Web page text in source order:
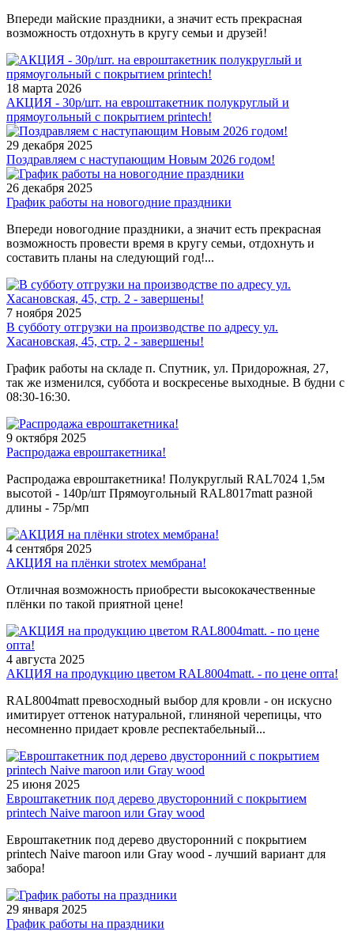
Впереди майские праздники, а значит есть прекрасная
возможность отдохнуть в кругу семьи и друзей!
18 марта 2026
АКЦИЯ - 30р/шт. на евроштакетник полукруглый и
прямоугольный с покрытием printech!
29 декабря 2025
Поздравляем с наступающим Новым 2026 годом!
26 декабря 2025
График работы на новогодние праздники
Впереди новогодние праздники, а значит есть прекрасная
возможность провести время в кругу семьи, отдохнуть и
составить планы на следующий год!...
7 ноября 2025
В субботу отгрузки на производстве по адресу ул.
Хасановская, 45, стр. 2 - завершены!
График работы на складе п. Спутник, ул. Придорожная, 27,
так же изменился, суббота и воскресенье выходные. В будни с
08:30-16:30.
9 октября 2025
Распродажа евроштакетника!
Распродажа евроштакетника! Полукруглый RAL7024 1,5м
высотой - 140р/шт Прямоугольный RAL8017matt разной
длины - 75р/мп
4 сентября 2025
АКЦИЯ на плёнки strotex мембрана!
Отличная возможность приобрести высококачественные
плёнки по такой приятной цене!
4 августа 2025
АКЦИЯ на продукцию цветом RAL8004matt. - по цене опта!
RAL8004matt превосходный выбор для кровли - он искусно
имитирует оттенок натуральной, глиняной черепицы, что
несомненно придает кровле респектабельный...
25 июня 2025
Евроштакетник под дерево двусторонний с покрытием
printech Naive maroon или Gray wood
Евроштакетник под дерево двусторонний с покрытием
printech Naive maroon или Gray wood - лучший вариант для
забора!
29 января 2025
График работы на праздники